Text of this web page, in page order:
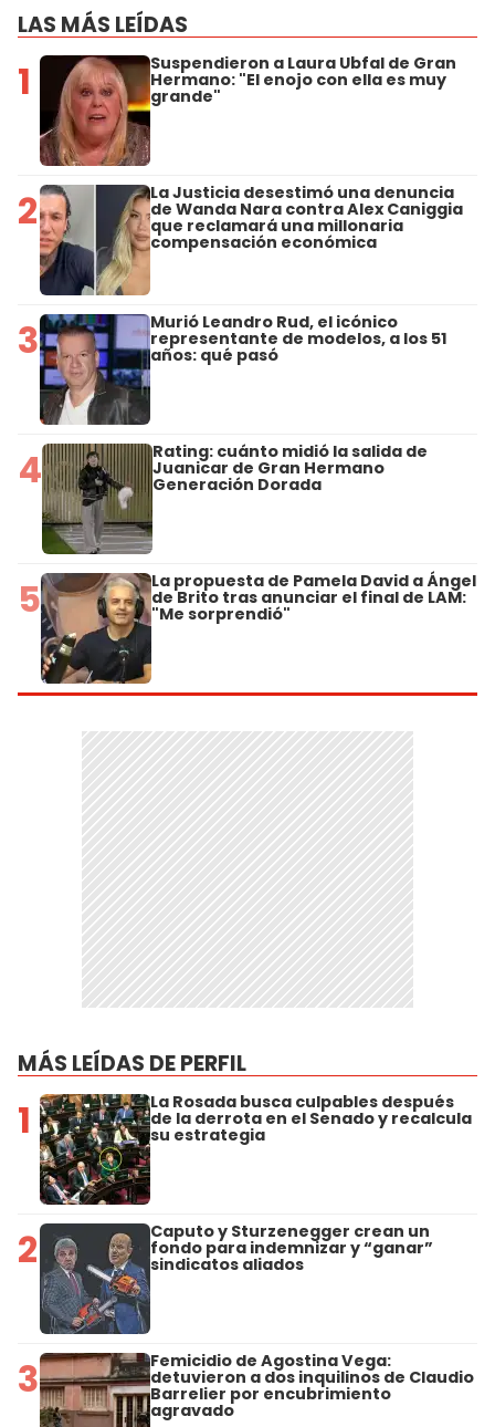
LAS MÁS LEÍDAS
1 Suspendieron a Laura Ubfal de Gran
Hermano: "El enojo con ella es muy
grande"
2 La Justicia desestimó una denuncia
de Wanda Nara contra Alex Caniggia
que reclamará una millonaria
compensación económica
3 Murió Leandro Rud, el icónico
representante de modelos, a los 51
años: qué pasó
4 Rating: cuánto midió la salida de
Juanicar de Gran Hermano
Generación Dorada
5 La propuesta de Pamela David a Ángel
de Brito tras anunciar el final de LAM:
"Me sorprendió"
MÁS LEÍDAS DE PERFIL
1 La Rosada busca culpables después
de la derrota en el Senado y recalcula
su estrategia
2 Caputo y Sturzenegger crean un
fondo para indemnizar y “ganar”
sindicatos aliados
3 Femicidio de Agostina Vega:
detuvieron a dos inquilinos de Claudio
Barrelier por encubrimiento
agravado